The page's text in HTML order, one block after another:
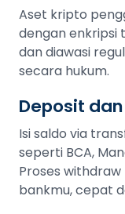
Aset kripto
dengan enkripsi
dan diawasi
secara hukum.
Deposit
Isi saldo via
seperti BCA,
Proses
bankmu, cepat